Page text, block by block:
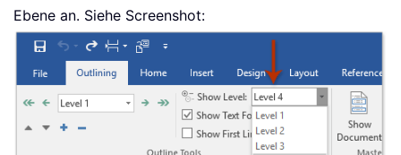
Ebene an. Siehe Screenshot: